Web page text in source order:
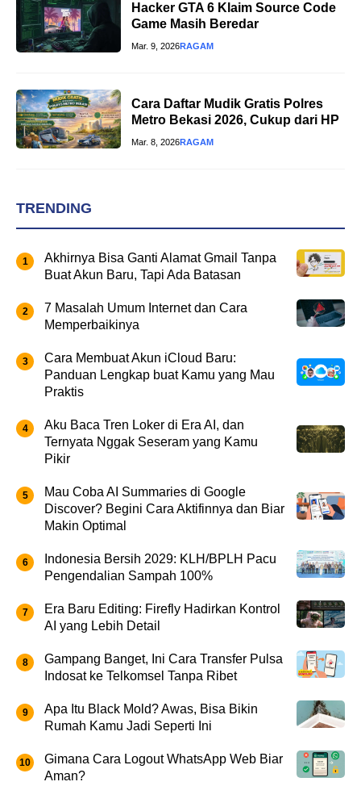
Hacker GTA 6 Klaim Source Code
Game Masih Beredar
Mar. 9, 2026RAGAM
Cara Daftar Mudik Gratis Polres
Metro Bekasi 2026, Cukup dari HP
Mar. 8, 2026RAGAM
TRENDING
Akhirnya Bisa Ganti Alamat Gmail Tanpa
Buat Akun Baru, Tapi Ada Batasan
7 Masalah Umum Internet dan Cara
Memperbaikinya
Cara Membuat Akun iCloud Baru:
Panduan Lengkap buat Kamu yang Mau
Praktis
Aku Baca Tren Loker di Era AI, dan
Ternyata Nggak Seseram yang Kamu
Pikir
Mau Coba AI Summaries di Google
Discover? Begini Cara Aktifinnya dan Biar
Makin Optimal
Indonesia Bersih 2029: KLH/BPLH Pacu
Pengendalian Sampah 100%
Era Baru Editing: Firefly Hadirkan Kontrol
AI yang Lebih Detail
Gampang Banget, Ini Cara Transfer Pulsa
Indosat ke Telkomsel Tanpa Ribet
Apa Itu Black Mold? Awas, Bisa Bikin
Rumah Kamu Jadi Seperti Ini
Gimana Cara Logout WhatsApp Web Biar
Aman?